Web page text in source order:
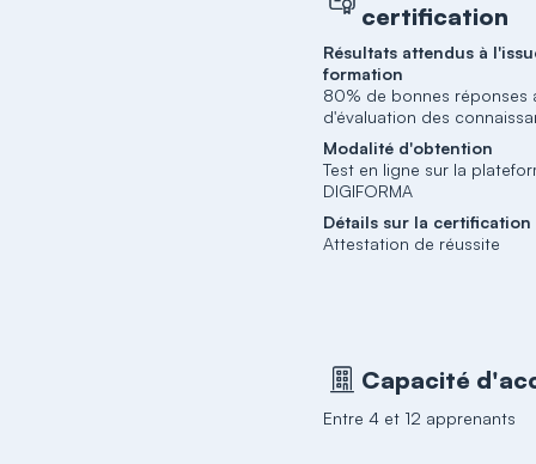
certification
Résultats attendus à
formation
80% de bonnes réponses
d'évaluation des
Modalité d'obtention
Test en ligne sur la
DIGIFORMA
Détails sur la certification
Attestation de réussite
Capacité
Entre 4 et 12 apprenants